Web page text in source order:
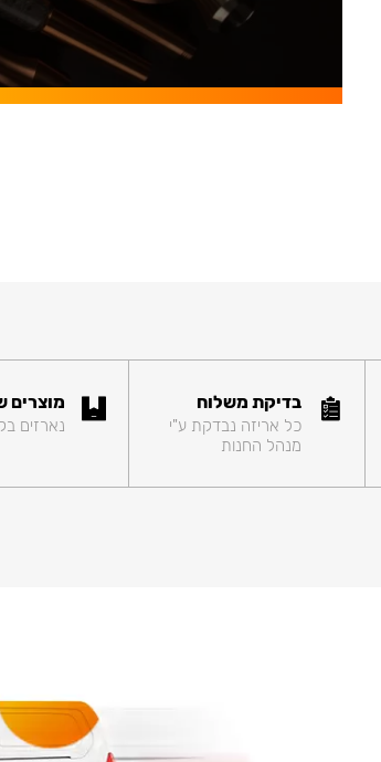
בדיקת משלוח
כל אריזה נבדקת ע"י
מנהל החנות
מוצרים
נארזים